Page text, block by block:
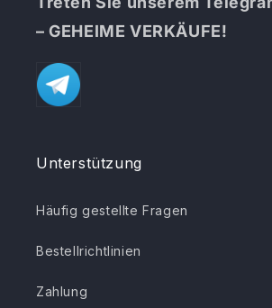
– GEHEIME VERKÄUFE!
Unterstützung
Häufig gestellte Fragen
Bestellrichtlinien
Zahlung